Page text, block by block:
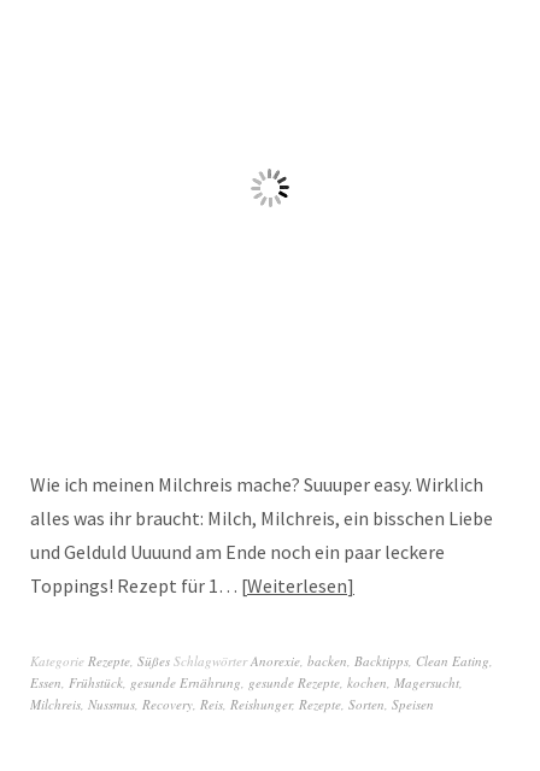
Wie ich meinen Milchreis mache? Suuuper easy. Wirklich
alles was ihr braucht: Milch, Milchreis, ein bisschen Liebe
und Gelduld Uuuund am Ende noch ein paar leckere
Toppings! Rezept für 1… Weiterlesen
Kategorie Rezepte Süßes SchlagwörterAnorexie backen Backtipps Clean Eating
Essen Frühstück gesunde Ernährung gesunde Rezepte kochen Magersucht
Milchreis Nussmus Recovery Reis Reishunger, Rezepte Sorten Speisen